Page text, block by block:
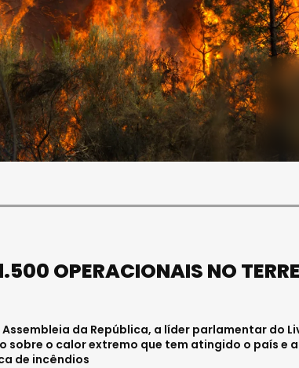
OPERACIONAIS NO
da República, a líder parlamentar do
sobre o calor extremo que tem atingido o país e
de incêndios